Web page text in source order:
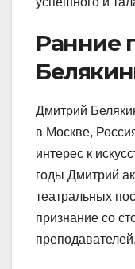
Ранние
Дмитрий
в Москве,
интерес к
годы Дмитрий
театральных
признание со
преподавателей.